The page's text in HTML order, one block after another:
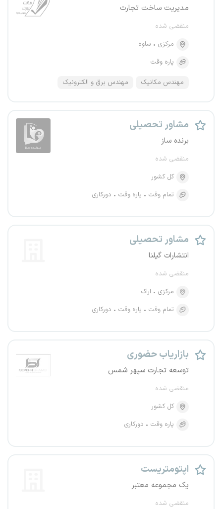
مدیریت ساخت تجارت
منقضی شده
مرکزی
ساوه
پاره وقت
مهندس مکانیک مهندس برق و الکترونیک
مشاور تحصیلی
برنده ساز
منقضی شده
کل کشور
تمام وقت
پاره وقت دورکاری
مشاور تحصیلی
انتشارات گیلنا
منقضی شده
مرکزی
اراک
تمام وقت
پاره وقت دورکاری
بازاریاب حضوری
توسعه تجارت سپهر شمس
منقضی شده
کل کشور
پاره وقت
دورکاری
اپتومتریست
یک مجموعه معتبر
منقضی شده